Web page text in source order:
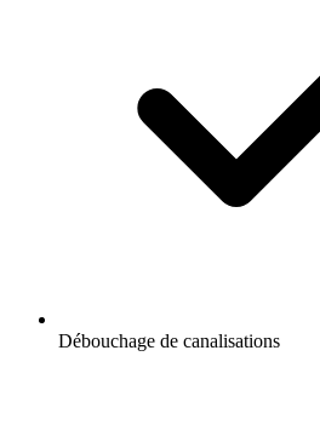
Débouchage de canalisations